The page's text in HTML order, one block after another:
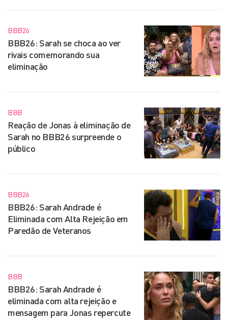
BBB26
BBB26: Sarah se choca ao ver
rivais comemorando sua
eliminação
BBB
Reação de Jonas à eliminação de
Sarah no BBB26 surpreende o
público
BBB26
BBB26: Sarah Andrade é
Eliminada com Alta Rejeição em
Paredão de Veteranos
BBB
BBB26: Sarah Andrade é
eliminada com alta rejeição e
mensagem para Jonas repercute